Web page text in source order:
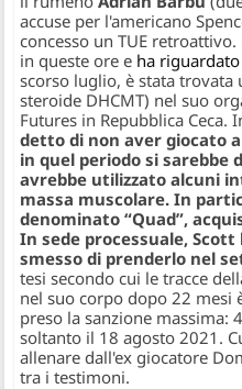
accuse per l'americano
concesso un TUE
in queste ore e ha
scorso luglio, è stata trovata
steroide DHCMT) nel suo
Futures in Repubblica Ceca.
detto di non aver giocato
in quel periodo si sarebbe
avrebbe utilizzato alcuni
massa muscolare. In
denominato “Quad”,
In sede processuale,
smesso di prenderlo nel
tesi secondo cui le tracce
nel suo corpo dopo 22 mesi
preso la sanzione massima:
soltanto il 18 agosto 2021.
allenare dall'ex giocatore
tra i testimoni.